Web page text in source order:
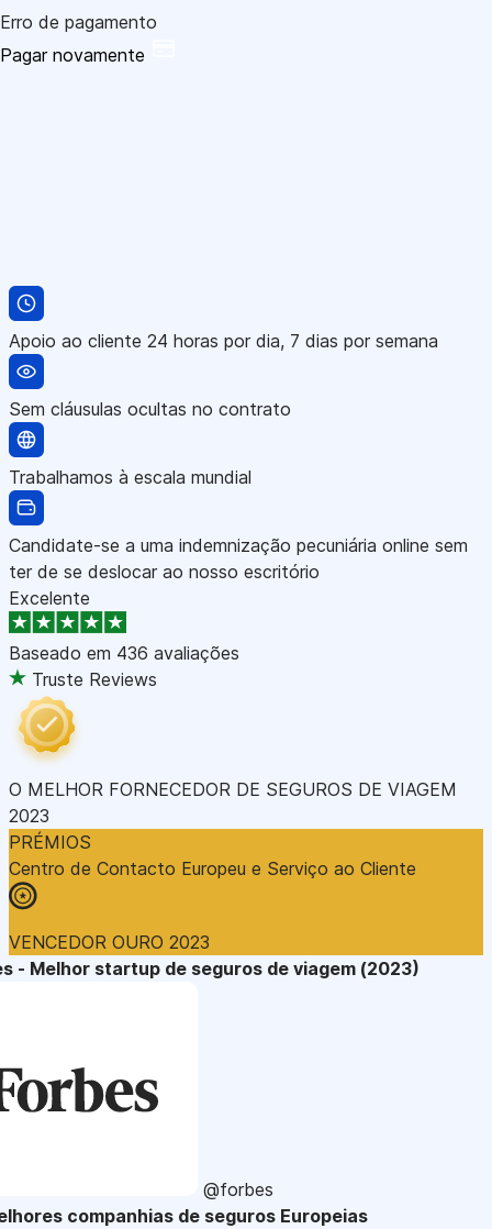
Erro de pagamento
Pagar novamente
Apoio ao cliente 24 horas por dia, 7 dias por semana
Sem cláusulas ocultas no contrato
Trabalhamos à escala mundial
Candidate-se a uma indemnização pecuniária online sem
ter de se deslocar ao nosso escritório
Excelente
Baseado em 436 avaliações
Truste Reviews
O MELHOR FORNECEDOR DE SEGUROS DE VIAGEM
2023
PRÉMIOS
Centro de Contacto Europeu e Serviço ao Cliente
VENCEDOR OURO 2023
- Melhor startup de seguros de viagem (2023)
@forbes
companhias de seguros Europeias